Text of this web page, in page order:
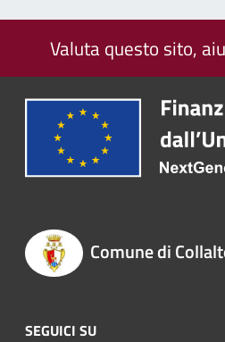
Valuta questo sito,
Comune di
SEGUICI SU